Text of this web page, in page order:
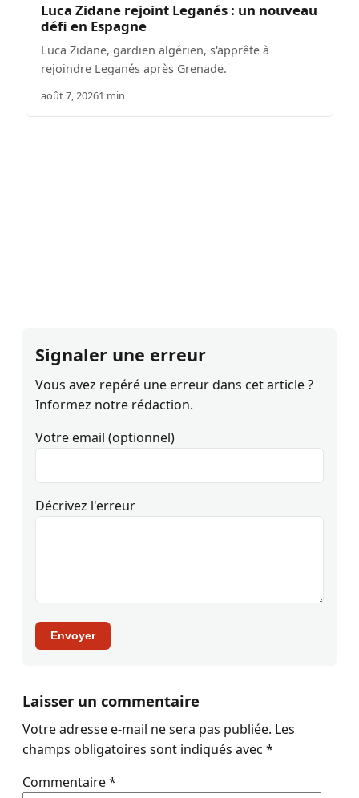
Luca Zidane rejoint Leganés : un nouveau
défi en Espagne
Luca Zidane, gardien algérien, s'apprête à
rejoindre Leganés après Grenade.
août 7, 20261 min
Signaler une erreur
Vous avez repéré une erreur dans cet article ?
Informez notre rédaction.
Votre email (optionnel)
Décrivez l'erreur
Envoyer
Laisser un commentaire
Votre adresse e-mail ne sera pas publiée. Les
champs obligatoires sont indiqués avec *
Commentaire*